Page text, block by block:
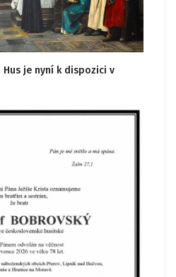
Hus je nyní k dispozici v